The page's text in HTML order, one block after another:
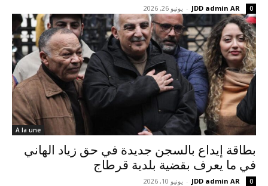
JDD admin AR
- يونيو 26, 2026 0
A la une
بطاقة إيداع بالسجن جديدة في حق زياد الهاني
في ما يعرف بقضية بلدية قرطاج
JDD admin AR
- يونيو 10, 2026 0